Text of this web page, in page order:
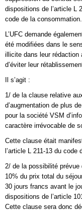
dispositions de l’article L
code de la consommation.
L’UFC demande
été modifiées dans le
illicite dans leur rédaction
d’éviter leur
Il s’agit :
1/ de la clause relative
d’augmentation de plus
pour la société VSM
caractère irrévocable de
Cette clause était
l’article L 211-13 du code
2/ de la possibilité prévue
10% du prix total du
30 jours francs avant le
dispositions de l’article
Cette clause sera donc